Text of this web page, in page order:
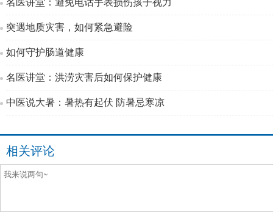
名医讲堂：避免电话手表损伤孩子视力
突遇地质灾害，如何紧急避险
如何守护肠道健康
名医讲堂：洪涝灾害后如何保护健康
中医说大暑：暑热有起伏 防暑忌寒凉
相关评论